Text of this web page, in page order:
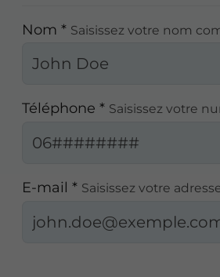
Nom * Saisissez votre nom
Téléphone * Saisissez votre
E-mail * Saisissez votre